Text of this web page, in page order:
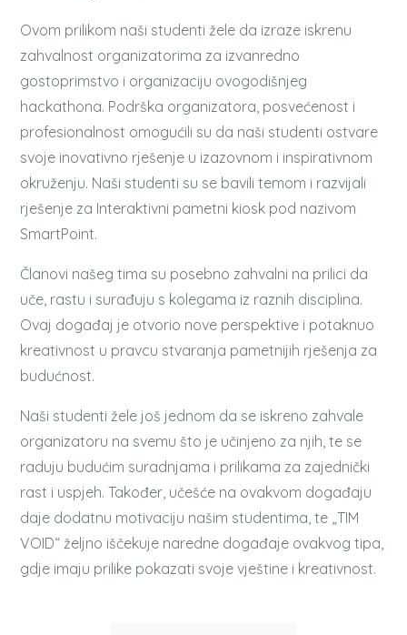
Ovom prilikom naši studenti žele da izraze iskrenu
zahvalnost organizatorima za izvanredno
gostoprimstvo i organizaciju ovogodišnjeg
hackathona. Podrška organizatora, posvećenost i
profesionalnost omogućili su da naši studenti ostvare
svoje inovativno rješenje u izazovnom i inspirativnom
okruženju. Naši studenti su se bavili temom i razvijali
rješenje za Interaktivni pametni kiosk pod nazivom
SmartPoint.
Članovi našeg tima su posebno zahvalni na prilici da
uče, rastu i surađuju s kolegama iz raznih disciplina.
Ovaj događaj je otvorio nove perspektive i potaknuo
kreativnost u pravcu stvaranja pametnijih rješenja za
budućnost.
Naši studenti žele još jednom da se iskreno zahvale
organizatoru na svemu što je učinjeno za njih, te se
raduju budućim suradnjama i prilikama za zajednički
rast i uspjeh. Također, učešće na ovakvom događaju
daje dodatnu motivaciju našim studentima, te „TIM
VOID“ željno iščekuje naredne događaje ovakvog tipa,
gdje imaju prilike pokazati svoje vještine i kreativnost.